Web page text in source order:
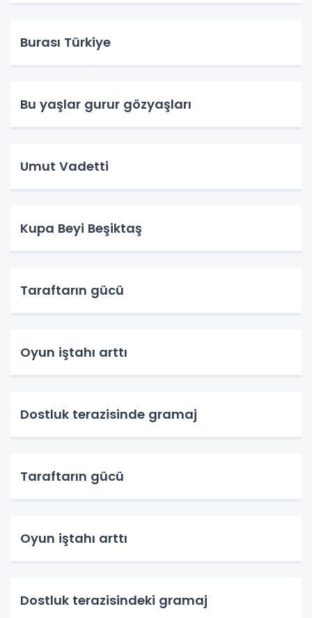
Burası Türkiye
Bu yaşlar gurur gözyaşları
Umut Vadetti
Kupa Beyi Beşiktaş
Taraftarın gücü
Oyun iştahı arttı
Dostluk terazisinde gramaj
Taraftarın gücü
Oyun iştahı arttı
Dostluk terazisindeki gramaj